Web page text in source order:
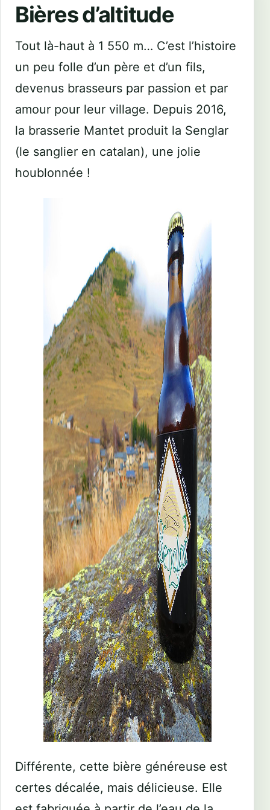
Bières d’altitude
Tout là-haut à 1 550 m… C’est l’histoire
un peu folle d’un père et d’un fils,
devenus brasseurs par passion et par
amour pour leur village. Depuis 2016,
la brasserie Mantet produit la Senglar
(le sanglier en catalan), une jolie
houblonnée !
Différente, cette bière généreuse est
certes décalée, mais délicieuse. Elle